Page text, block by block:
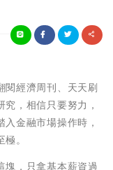
閱經濟周刊、天天刷
，相信只要努力，
金融市場操作時，
。
塊，只拿基本薪資過